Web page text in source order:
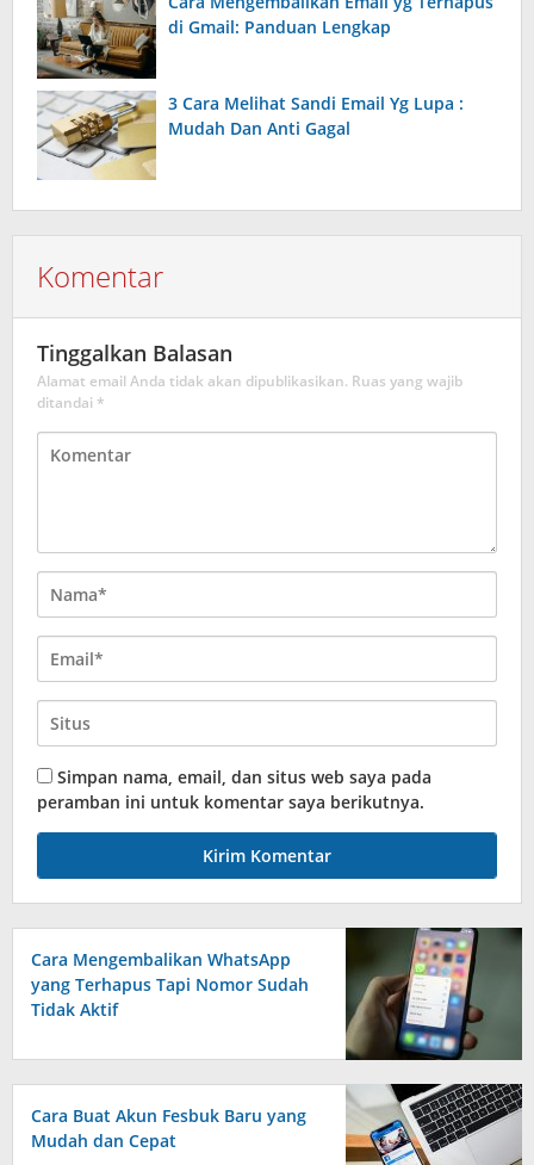
di Gmail: Panduan Lengkap
3 Cara Melihat Sandi Email Yg Lupa :
Mudah Dan Anti Gagal
Komentar
Tinggalkan Balasan
Alamat email Anda tidak akan dipublikasikan. Ruas yang wajib
ditandai *
Simpan nama, email, dan situs web saya pada
peramban ini untuk komentar saya berikutnya.
Cara Mengembalikan WhatsApp
yang Terhapus Tapi Nomor Sudah
Tidak Aktif
Cara Buat Akun Fesbuk Baru yang
Mudah dan Cepat